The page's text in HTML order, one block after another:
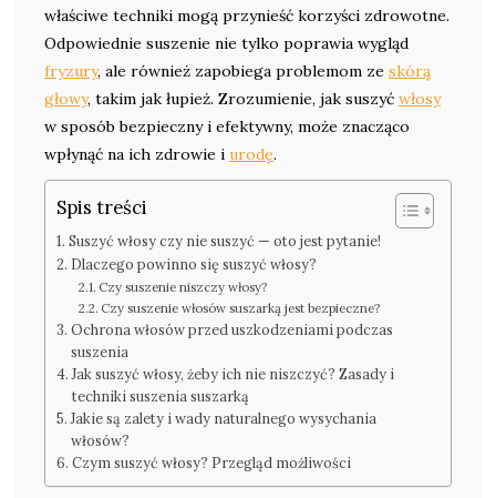
właściwe techniki mogą przynieść korzyści zdrowotne.
Odpowiednie suszenie nie tylko poprawia wygląd
fryzury, ale również zapobiega problemom ze skórą
głowy, takim jak łupież. Zrozumienie, jak suszyć włosy
w sposób bezpieczny i efektywny, może znacząco
wpłynąć na ich zdrowie i urodę.
Spis treści
Suszyć włosy czy nie suszyć — oto jest pytanie!
Dlaczego powinno się suszyć włosy?
Czy suszenie niszczy włosy?
Czy suszenie włosów suszarką jest bezpieczne?
Ochrona włosów przed uszkodzeniami podczas
suszenia
Jak suszyć włosy, żeby ich nie niszczyć? Zasady i
techniki suszenia suszarką
Jakie są zalety i wady naturalnego wysychania
włosów?
Czym suszyć włosy? Przegląd możliwości